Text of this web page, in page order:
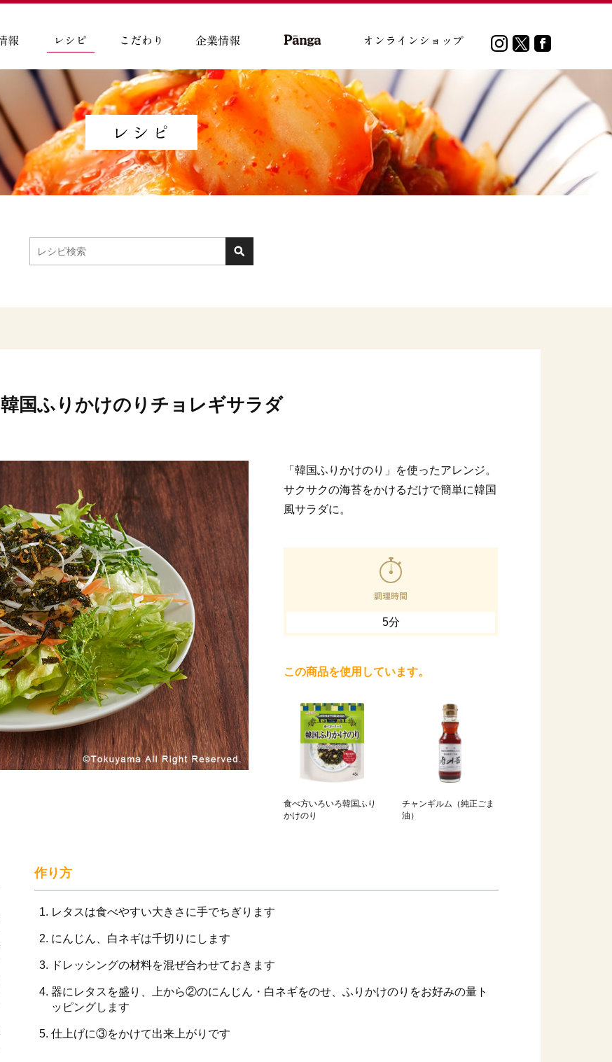
韓国ふりかけのりチョレギサラダ
「韓国ふりかけのり」を使ったアレンジ。
サクサクの海苔をかけるだけで簡単に韓国
風サラダに。
5分
この商品を使用しています。
食べ方いろいろ韓国ふり
かけのり
チャンギルム（純正ごま
油）
作り方
レタスは食べやすい大きさに手でちぎります
にんじん、白ネギは千切りにします
ドレッシングの材料を混ぜ合わせておきます
器にレタスを盛り、上から②のにんじん・白ネギをのせ、ふりかけのりをお好みの量ト
ッピングします
仕上げに③をかけて出来上がりです